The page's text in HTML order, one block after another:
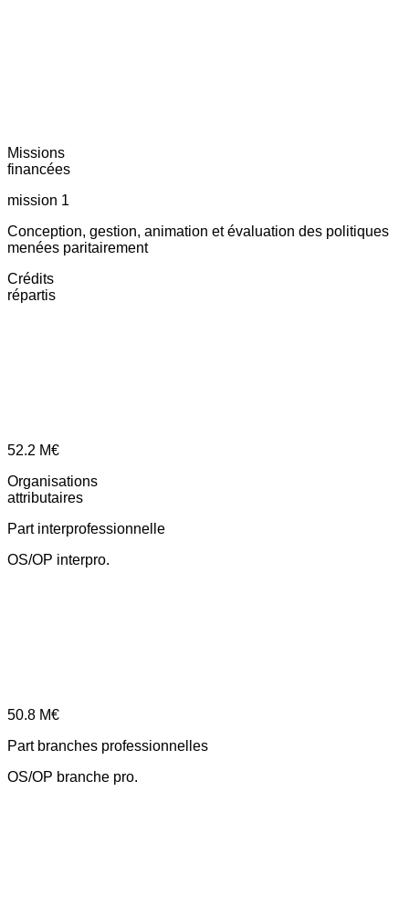
Missions
financées
mission 1
Conception, gestion, animation et évaluation des politiques
menées paritairement
Crédits
répartis
52.2 M€
Organisations
attributaires
Part interprofessionnelle
OS/OP interpro.
50.8 M€
Part branches professionnelles
OS/OP branche pro.